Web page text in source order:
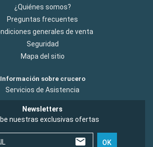
¿Quiénes somos?
Preguntas frecuentes
generales de venta
Seguridad
Mapa del sitio
Información sobre crucero
Servicios de Asistencia
Newsletters
nuestras exclusivas ofertas
OK